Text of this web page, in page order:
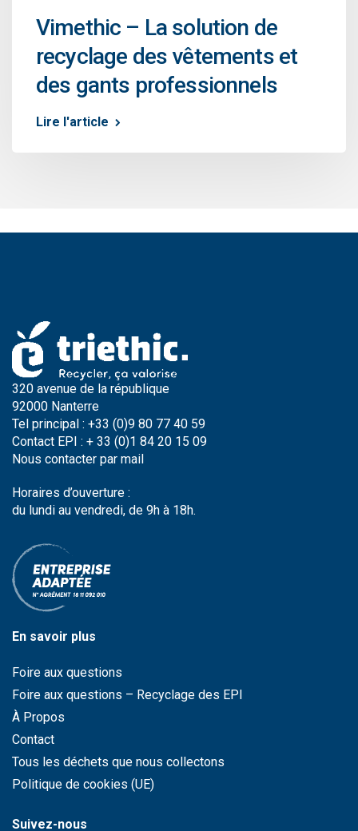
Vimethic – La solution de
recyclage des vêtements et
des gants professionnels
Lire l'article
320 avenue de la république
92000 Nanterre
Tel principal : +33 (0)9 80 77 40 59
Contact EPI : + 33 (0)1 84 20 15 09
Nous contacter par mail
Horaires d’ouverture :
du lundi au vendredi, de 9h à 18h.
En savoir plus
Foire aux questions
Foire aux questions – Recyclage des EPI
À Propos
Contact
Tous les déchets que nous collectons
Politique de cookies (UE)
Suivez-nous